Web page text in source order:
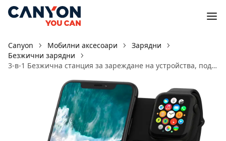
Canyon Мобилни аксесоари
Зарядни
Безжични зарядни
3-в-1 Безжична станция за зареждане на устройства, поддържащи QI технология WS-303 Черен